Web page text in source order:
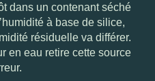
dans un contenant séché
à base de silice,
résiduelle va différer.
en eau retire cette source